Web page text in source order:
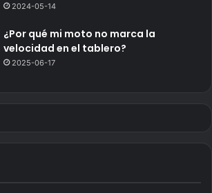
2024-05-14
¿Por qué mi moto no marca la
velocidad en el tablero?
2025-06-17